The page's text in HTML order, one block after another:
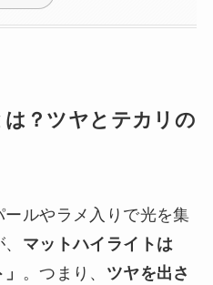
？ツヤとテカリの
ルやラメ入りで光を集
マットハイライトは
。つまり、 ツヤを出さ